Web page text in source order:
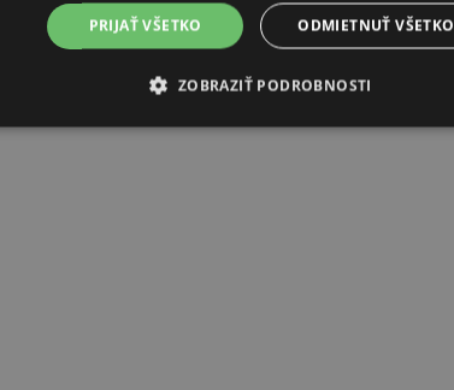
PRIJAŤ VŠETKO ODMIETNUŤ VŠETKO
ZOBRAZIŤ PODROBNOSTI